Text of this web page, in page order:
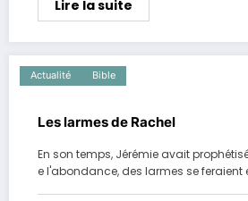
Lire la suite
Actualité Bible
Les larmes de Rachel
En son temps, Jérémie avait
e l'abondance, des larmes se feraient